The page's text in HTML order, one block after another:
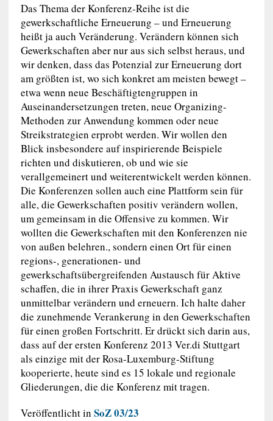
Das Thema der Konferenz-Reihe ist die
gewerkschaftliche Erneuerung – und Erneuerung
heißt ja auch Veränderung. Verändern können sich
Gewerkschaften aber nur aus sich selbst heraus, und
wir denken, dass das Potenzial zur Erneuerung dort
am größten ist, wo sich konkret am meisten bewegt –
etwa wenn neue Beschäftigtengruppen in
Auseinandersetzungen treten, neue Organizing-
Methoden zur Anwendung kommen oder neue
Streikstrategien erprobt werden. Wir wollen den
Blick insbesondere auf inspirierende Beispiele
richten und diskutieren, ob und wie sie
verallgemeinert und weiterentwickelt werden können.
Die Konferenzen sollen auch eine Plattform sein für
alle, die Gewerkschaften positiv verändern wollen,
um gemeinsam in die Offensive zu kommen. Wir
wollten die Gewerkschaften mit den Konferenzen nie
von außen belehren., sondern einen Ort für einen
regions-, generationen- und
gewerkschaftsübergreifenden Austausch für Aktive
schaffen, die in ihrer Praxis Gewerkschaft ganz
unmittelbar verändern und erneuern. Ich halte daher
die zunehmende Verankerung in den Gewerkschaften
für einen großen Fortschritt. Er drückt sich darin aus,
dass auf der ersten Konferenz 2013 Ver.di Stuttgart
als einzige mit der Rosa-Luxemburg-Stiftung
kooperierte, heute sind es 15 lokale und regionale
Gliederungen, die die Konferenz mit tragen.
Veröffentlicht in SoZ 03/23